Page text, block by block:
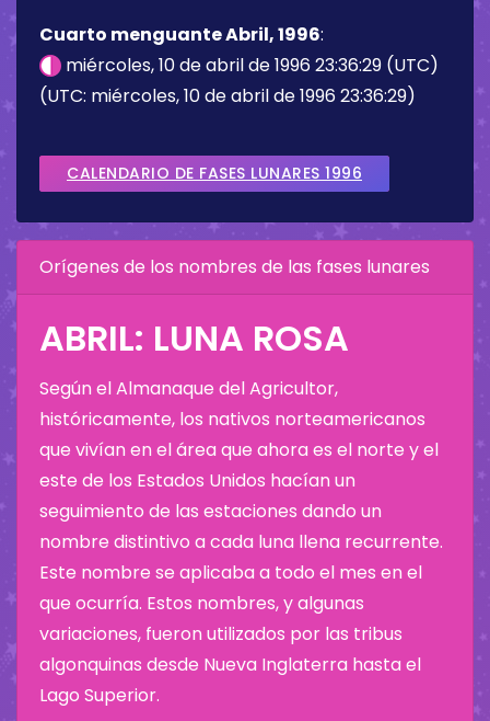
Cuarto menguante Abril, 1996:
miércoles, 10 de abril de 1996 23:36:29 (UTC)
(UTC: miércoles, 10 de abril de 1996 23:36:29)
CALENDARIO DE FASES LUNARES 1996
Orígenes de los nombres de las fases lunares
ABRIL: LUNA ROSA
Según el Almanaque del Agricultor,
históricamente, los nativos norteamericanos
que vivían en el área que ahora es el norte y el
este de los Estados Unidos hacían un
seguimiento de las estaciones dando un
nombre distintivo a cada luna llena recurrente.
Este nombre se aplicaba a todo el mes en el
que ocurría. Estos nombres, y algunas
variaciones, fueron utilizados por las tribus
algonquinas desde Nueva Inglaterra hasta el
Lago Superior.